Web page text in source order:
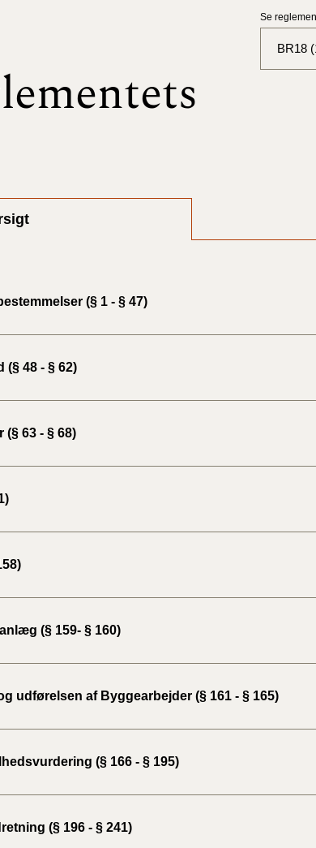
Se
BR18
BR18
2022)
BR18
(§ 1 - § 47)
48 - § 62)
63 - § 68)
(§ 159- § 160)
udførelsen af Byggearbejder (§ 161 - § 165)
(§ 166 - § 195)
(§ 196 - § 241)